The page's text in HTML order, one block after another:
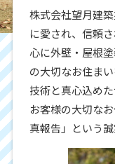
株式会社望月建
に愛され、信頼
心に外壁・屋根
の大切なお住ま
技術と真心込め
お客様の大切な
真報告」という誠